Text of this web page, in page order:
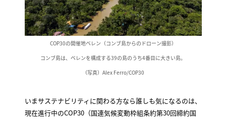
COP30の開催地ベレン（コンブ島からのドローン撮影）
コンブ島は、ベレンを構成する39の島のうち4番目に大きい島。
（写真）Alex Ferro/COP30
いまサステナビリティに関わる方なら誰しも気になるのは、
現在進行中のCOP30（国連気候変動枠組条約第30回締約国